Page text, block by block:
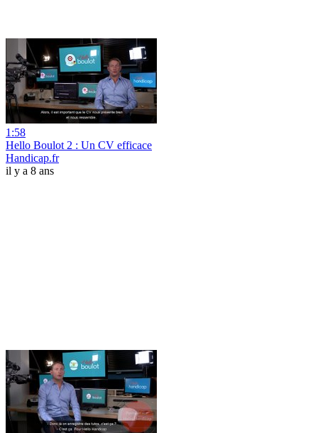
1:58
Hello Boulot 2 : Un CV efficace
Handicap.fr
il y a 8 ans